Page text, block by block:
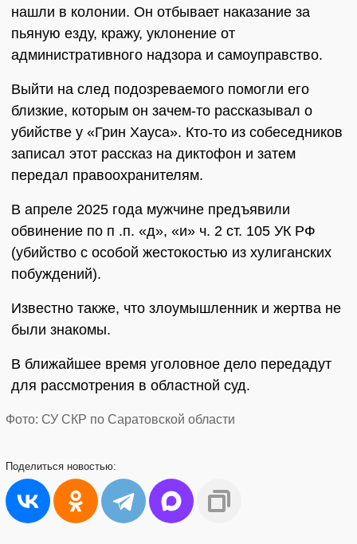
нашли в колонии. Он отбывает наказание за
пьяную езду, кражу, уклонение от
административного надзора и самоуправство.
Выйти на след подозреваемого помогли его
близкие, которым он зачем-то рассказывал о
убийстве у «Грин Хауса». Кто-то из собеседников
записал этот рассказ на диктофон и затем
передал правоохранителям.
В апреле 2025 года мужчине предъявили
обвинение по п .п. «д», «и» ч. 2 ст. 105 УК РФ
(убийство с особой жестокостью из хулиганских
побуждений).
Известно также, что злоумышленник и жертва не
были знакомы.
В ближайшее время уголовное дело передадут
для рассмотрения в областной суд.
Фото: СУ СКР по Саратовской области
Поделиться новостью: